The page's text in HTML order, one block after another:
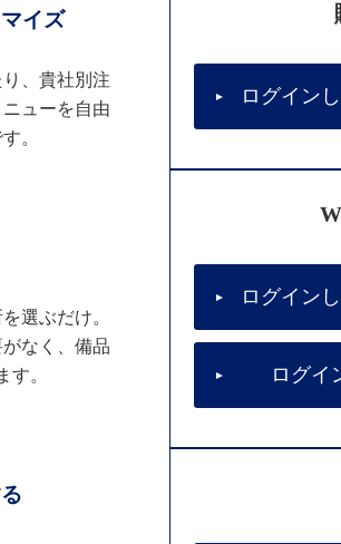
イズ
、貴社別注
ューを自由
。
選ぶだけ。
なく、備品
す。
ログイン
ログイン
ログイ